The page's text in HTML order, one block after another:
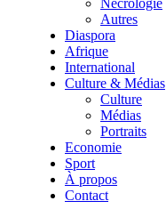
Autres
Diaspora
Afrique
International
Culture & Médias
Culture
Médias
Portraits
Economie
Sport
À propos
Contact